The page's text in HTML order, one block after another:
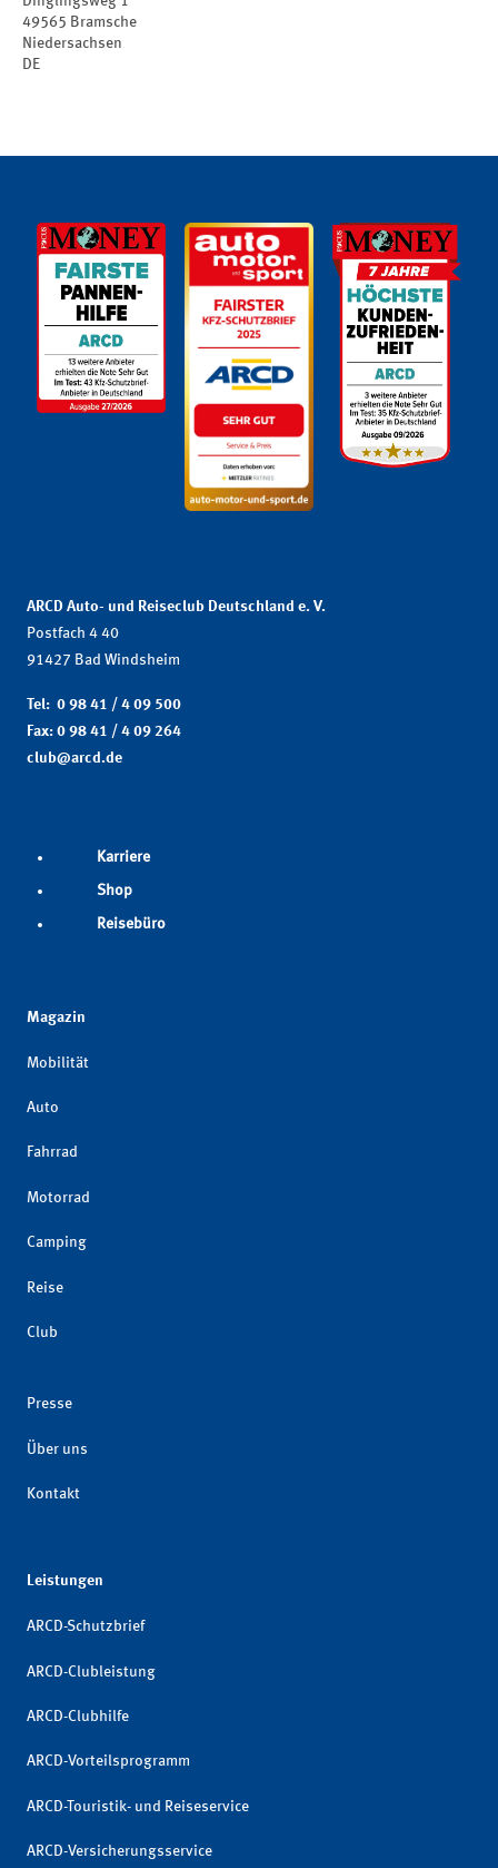
49565 Bramsche
Niedersachsen
DE
ARCD Auto- und Reiseclub Deutschland e. V.
Postfach 4 40
91427 Bad Windsheim
Tel: 0 98 41 / 4 09 500
Fax: 0 98 41 / 4 09 264
club@arcd.de
Karriere
Shop
Reisebüro
Magazin
Mobilität
Auto
Fahrrad
Motorrad
Camping
Reise
Club
Presse
Über uns
Kontakt
Leistungen
ARCD-Schutzbrief
ARCD-Clubleistung
ARCD-Clubhilfe
ARCD-Vorteilsprogramm
ARCD-Touristik- und Reiseservice
ARCD-Versicherungsservice